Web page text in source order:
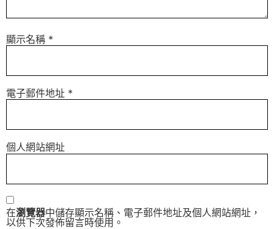
顯示名稱 *
電子郵件地址 *
個人網站網址
在瀏覽器中儲存顯示名稱、電子郵件地址及個人網站網址，
以供下次發佈留言時使用。